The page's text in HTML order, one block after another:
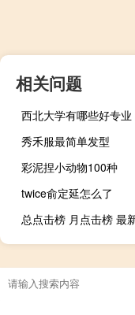
相关问题
西北大学有哪些好专业
秀禾服最简单发型
彩泥捏小动物100种
twice俞定延怎么了
总点击榜 月点击榜 最